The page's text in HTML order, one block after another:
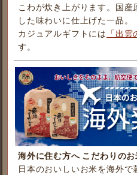
こわが炊き上がります。国
した味わいに仕上げた一品。
カジュアルギフトには 「出
す。
海外に住む方へ こだわりの
日本のおいしいお米を海外